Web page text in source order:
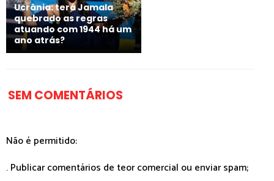
Ucrânia: terá Jamala
quebrado as regras
atuando com 1944 há um
ano atrás?
SEM COMENTÁRIOS
Não é permitido:
. Publicar comentários de teor comercial ou enviar spam;